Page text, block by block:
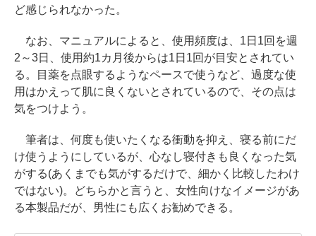
ど感じられなかった。
なお、マニュアルによると、使用頻度は、1日1回を週
2～3日、使用約1カ月後からは1日1回が目安とされてい
る。目薬を点眼するようなペースで使うなど、過度な使
用はかえって肌に良くないとされているので、その点は
気をつけよう。
筆者は、何度も使いたくなる衝動を抑え、寝る前にだ
け使うようにしているが、心なし寝付きも良くなった気
がする(あくまでも気がするだけで、細かく比較したわけ
ではない)。どちらかと言うと、女性向けなイメージがあ
る本製品だが、男性にも広くお勧めできる。